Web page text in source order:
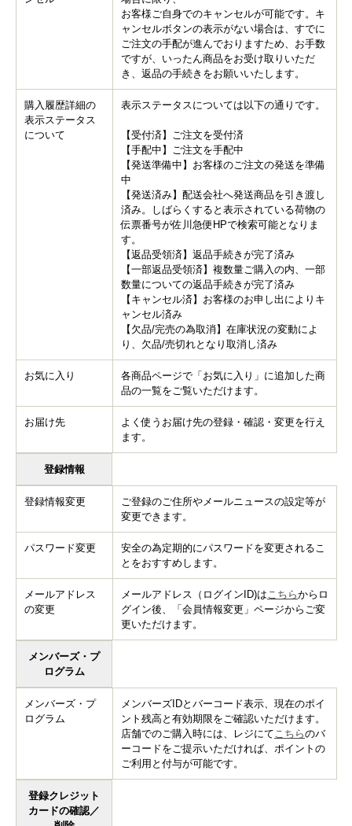
お客様ご自身でのキャンセルが可能です。キ
ャンセルボタンの表示がない場合は、すでに
ご注文の手配が進んでおりますため、お手数
ですが、いったん商品をお受け取りいただ
き、返品の手続きをお願いいたします。
購入履歴詳細の
表示ステータス
について
表示ステータスについては以下の通りです。
【受付済】ご注文を受付済
【手配中】ご注文を手配中
【発送準備中】お客様のご注文の発送を準備
中
【発送済み】配送会社へ発送商品を引き渡し
済み。しばらくすると表示されている荷物の
伝票番号が佐川急便HPで検索可能となりま
す。
【返品受領済】返品手続きが完了済み
【一部返品受領済】複数量ご購入の内、一部
数量についての返品手続きが完了済み
【キャンセル済】お客様のお申し出によりキ
ャンセル済み
【欠品/完売の為取消】在庫状況の変動によ
り、欠品/売切れとなり取消し済み
お気に入り
各商品ページで「お気に入り」に追加した商
品の一覧をご覧いただけます。
お届け先
よく使うお届け先の登録・確認・変更を行え
ます。
登録情報
登録情報変更
ご登録のご住所やメールニュースの設定等が
変更できます。
パスワード変更
安全の為定期的にパスワードを変更されるこ
とをおすすめします。
メールアドレス
の変更
メールアドレス（ログインID)はこちらからロ
グイン後、「会員情報変更」ページからご変
更いただけます。
メンバーズ・プ
ログラム
メンバーズ・プ
ログラム
メンバーズIDとバーコード表示、現在のポイ
ント残高と有効期限をご確認いただけます。
店舗でのご購入時には、レジにてこちらのバ
ーコードをご提示いただければ、ポイントの
ご利用と付与が可能です。
登録クレジット
カードの確認／